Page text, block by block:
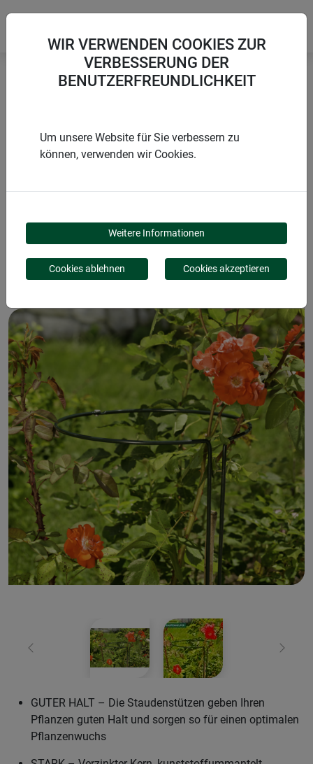
PRODUKTE
STAUDENSTÜTZE
FLEXIBEL
Zurück Weiter
GUTER HALT – Die Staudenstützen geben Ihren
Pflanzen guten Halt und sorgen so für einen optimalen
Pflanzenwuchs
WIR VERWENDEN COOKIES ZUR
VERBESSERUNG DER
BENUTZERFREUNDLICHKEIT
Um unsere Website für Sie verbessern zu
können, verwenden wir Cookies.
Weitere Informationen
Cookies ablehnen Cookies akzeptieren